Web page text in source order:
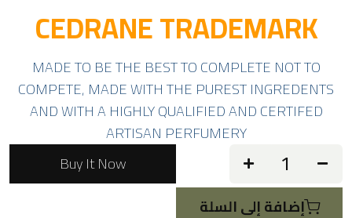
CEDRANE TRADEMARK
MADE TO BE THE BEST TO COMPLETE NOT TO
COMPETE, MADE WITH THE PUREST INGREDENTS
AND WITH A HIGHLY QUALIFIED AND CERTIFED
ARTISAN PERFUMERY
إضافة إلى السلة
Buy It Now